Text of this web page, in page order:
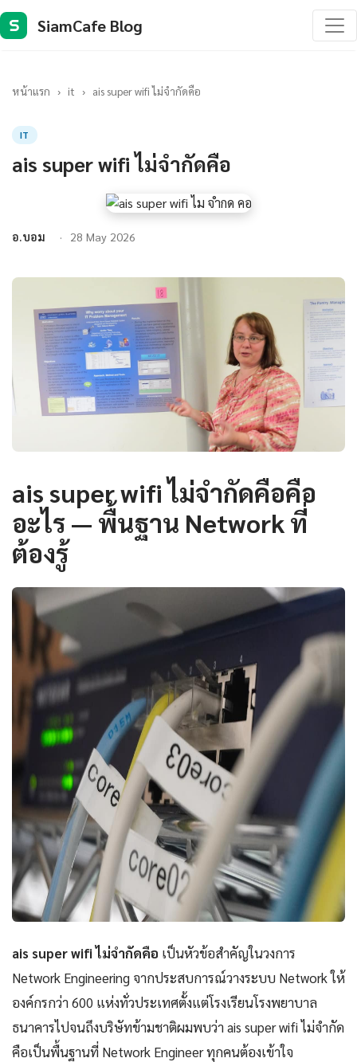
S SiamCafe Blog
หน้าแรก › it › ais super wifi ไม่จำกัดคือ
IT
ais super wifi ไม่จำกัดคือ
อ.บอม 28 May 2026
ais super wifi ไม่จำกัดคือคือ
อะไร — พื้นฐาน Network ที่
ต้องรู้
ais super wifi ไม่จำกัดคือ เป็นหัวข้อสำคัญในวงการ
Network Engineering จากประสบการณ์วางระบบ Network ให้
องค์กรกว่า 600 แห่งทั่วประเทศตั้งแต่โรงเรียนโรงพยาบาล
ธนาคารไปจนถึงบริษัทข้ามชาติผมพบว่า ais super wifi ไม่จำกัด
คือเป็นพื้นฐานที่ Network Engineer ทุกคนต้องเข้าใจ